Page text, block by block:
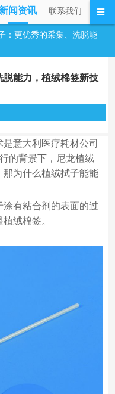
新闻资讯 联系我们
：更优秀的采集、洗脱能
脱能力，植绒棉签新技
意大利医疗耗材公司
的背景下，尼龙植绒
为什么植绒拭子能能
有粘合剂的表面的过
绒棉签。